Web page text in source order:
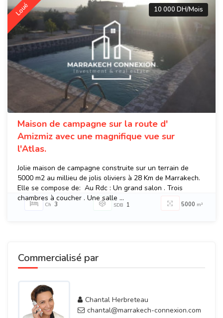
Loué 10 000 DH/Mois
Maison de campagne sur la route d'
Amizmiz avec une magnifique vue sur
l'Atlas.
Jolie maison de campagne construite sur un terrain de
5000 m2 au millieu de jolis oliviers à 28 Km de Marrakech.
Elle se compose de: Au Rdc : Un grand salon . Trois
chambres à coucher . Une salle ...
Ch 3 SDB 1 5000 m²
Commercialisé par
Chantal Herbreteau
chantal@marrakech-connexion.com